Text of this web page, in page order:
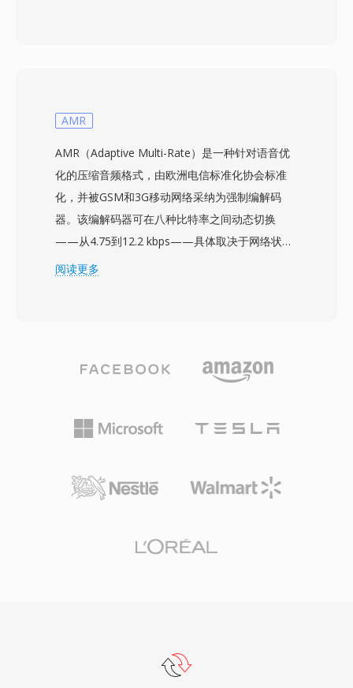
播和HDV摄像机标准都将MP2列为强制或优先格
播来说是一项重要特性。标准化数十年后，三大优
势使MP2持续保持相关性：在传输错误下的优雅
降级对无线信号至关重要，极低的编码延迟适合实
时广播链，以及在欧洲和亚洲广播框架中根深蒂固
的监管认可。
AMR
AMR（Adaptive Multi-Rate）是一种针对语音优
化的压缩音频格式，由欧洲电信标准化协会标准
化，并被GSM和3G移动网络采纳为强制编解码
器。该编解码器可在八种比特率之间动态切换
——从4.75到12.2 kbps——具体取决于网络状况
和背景噪声水平。当链路质量下降时，编码器切换
一分钟AMR音频仅占约90 KB，非常适合带宽受限
势是内置的语音活动检测和舒适噪声生成功能，可
在静音期间减少传输。虽然AMR因窄带宽（300-
能提供出色的语音可懂度。
阅读更多